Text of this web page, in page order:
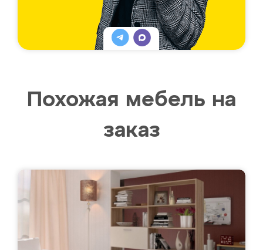
Похожая мебель на
заказ